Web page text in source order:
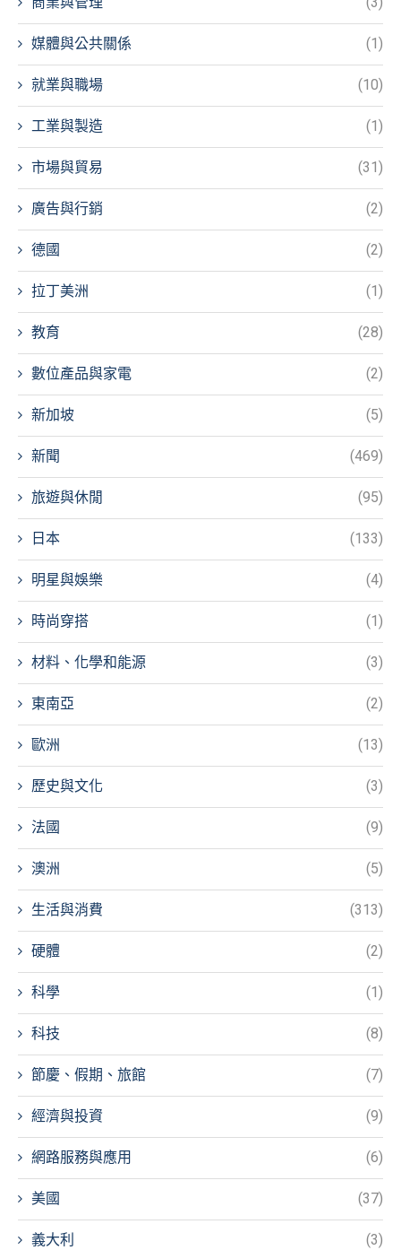
媒體與公共關係 (1)
就業與職場 (10)
工業與製造 (1)
市場與貿易 (31)
廣告與行銷 (2)
德國 (2)
拉丁美洲 (1)
教育 (28)
數位產品與家電 (2)
新加坡 (5)
新聞 (469)
旅遊與休閒 (95)
日本 (133)
明星與娛樂 (4)
時尚穿搭 (1)
材料、化學和能源 (3)
東南亞 (2)
歐洲 (13)
歷史與文化 (3)
法國 (9)
澳洲 (5)
生活與消費 (313)
硬體 (2)
科學 (1)
科技 (8)
節慶、假期、旅館 (7)
經濟與投資 (9)
網路服務與應用 (6)
美國 (37)
義大利 (3)